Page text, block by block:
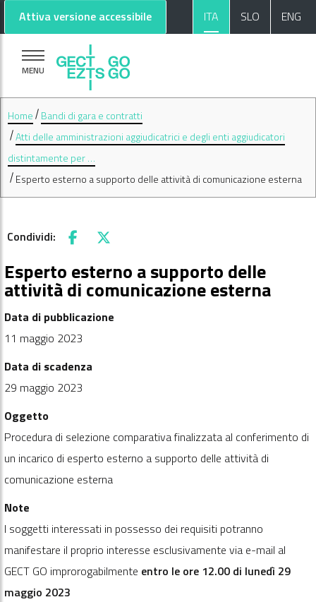
Vai al contenuto principale
Vai al footer
Attiva versione accessibile ITA SLO ENG
MENU
Home
Bandi di gara e contratti
Atti delle amministrazioni aggiudicatrici e degli enti aggiudicatori
distintamente per …
Esperto esterno a supporto delle attività di comunicazione esterna
Condividi: Facebook
X
Esperto esterno a supporto delle
attività di comunicazione esterna
Data di pubblicazione
11 maggio 2023
Data di scadenza
29 maggio 2023
Oggetto
Procedura di selezione comparativa finalizzata al conferimento di
un incarico di esperto esterno a supporto delle attività di
comunicazione esterna
Note
I soggetti interessati in possesso dei requisiti potranno
manifestare il proprio interesse esclusivamente via e-mail al
GECT GO improrogabilmente entro le ore 12.00 di lunedì 29
maggio 2023